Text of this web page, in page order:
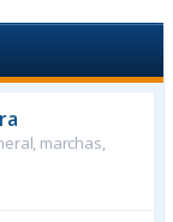
marchas,